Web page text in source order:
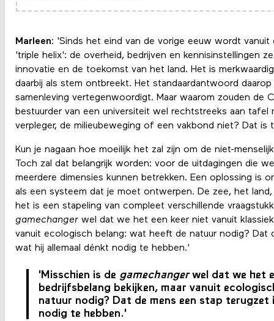
Marleen: 'Sinds het eind van de vorige eeuw wordt
'triple helix': de overheid, bedrijven en kennisinstellingen
innovatie en de toekomst van het land. Het is
daarbij als stem ontbreekt. Het standaardantwoord
samenleving vertegenwoordigt. Maar waarom zouden de
bestuurder van een universiteit wel rechtstreeks aan tafel
verpleger, de milieubeweging of een vakbond niet? Dat is
Kun je nagaan hoe moeilijk het zal zijn om de niet-
Toch zal dat belangrijk worden: voor de uitdagingen die
meerdere dimensies kunnen betrekken. Een oplossing is
als een systeem dat je moet ontwerpen. De zee, het
het is een stapeling van compleet verschillende
gamechangerwel dat we het een keer niet vanuit
vanuit ecologisch belang: wat heeft de natuur nodig? Dat
wat hij allemaal dénkt nodig te hebben.'
'Misschien is de gamechangerwel dat we het
bedrijfsbelang bekijken, maar vanuit
natuur nodig? Dat de mens een stap terugzet
nodig te hebben.'